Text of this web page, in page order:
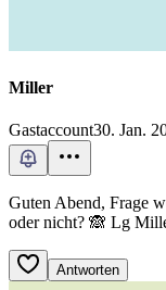
Miller
Gastaccount30. Jan.
Guten Abend, Frage
oder nicht? 🙈 Lg
Antworten